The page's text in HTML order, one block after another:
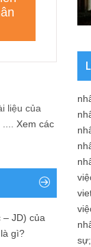
liệu của
Xem các
– JD) của
gì?
sự;